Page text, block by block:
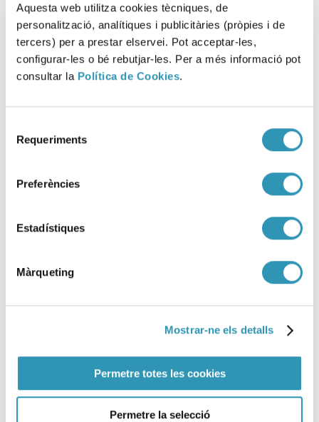
Aquesta web utilitza cookies tècniques, de
personalització, analítiques i publicitàries (pròpies i de
tercers) per a prestar elservei. Pot acceptar-les,
configurar-les o bé rebutjar-les. Per a més informació pot
consultar la Política de Cookies.
Requeriments
Preferències
Estadístiques
Màrqueting
Mostrar-ne els detalls
Permetre totes les cookies
Permetre la selecció
Com intervenim a l’espai públic
quan hi ha consum de drogues?